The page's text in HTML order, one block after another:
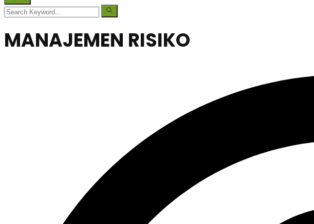
MANAJEMEN RISIKO